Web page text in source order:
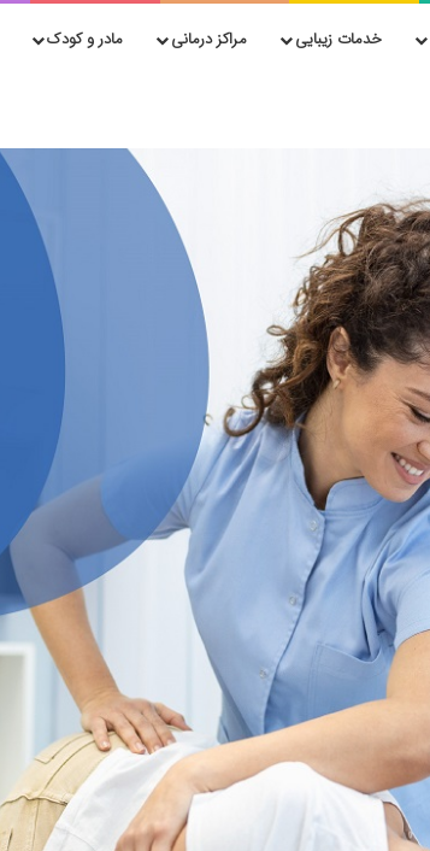
خدمات زیبایی مراکز درمانی مادر و کودک